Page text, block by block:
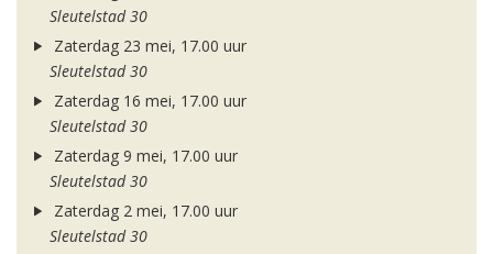
Sleutelstad 30
Zaterdag 23 mei, 17.00 uur
Sleutelstad 30
Zaterdag 16 mei, 17.00 uur
Sleutelstad 30
Zaterdag 9 mei, 17.00 uur
Sleutelstad 30
Zaterdag 2 mei, 17.00 uur
Sleutelstad 30